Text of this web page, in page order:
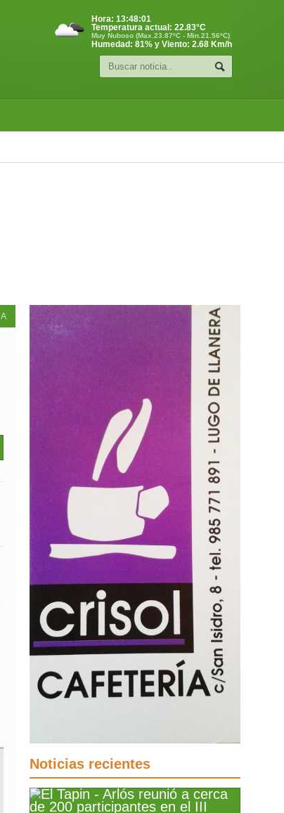
Hora: 13:48:01
Temperatura actual: 22.83°C
Muy Nuboso (Max.23.87ºC - Min.21.56ºC)
Humedad: 81% y Viento: 2.68 Km/h
Noticias recientes